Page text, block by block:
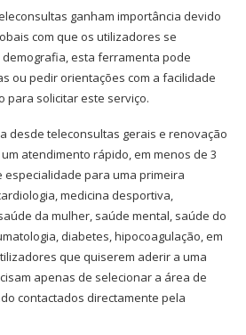
ganham importância devido
com que os utilizadores se
esta ferramenta pode
ou pedir orientações com a facilidade
para solicitar este serviço.
desde teleconsultas gerais e renovação
atendimento rápido, em menos de 3
para uma primeira
medicina desportiva,
da mulher, saúde mental, saúde do
diabetes, hipocoagulação, em
que quiserem aderir a uma
apenas de selecionar a área de
contactados directamente pela